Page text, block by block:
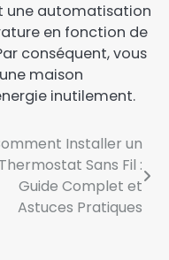
une automatisation
en fonction de
conséquent, vous
maison
inutilement.
Installer un
Thermostat Sans Fil :
Guide Complet et
Astuces Pratiques